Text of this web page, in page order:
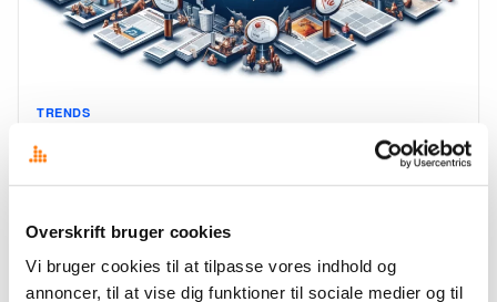
Overskrift bruger cookies
Vi bruger cookies til at tilpasse vores indhold og
annoncer, til at vise dig funktioner til sociale medier og til
TRENDS
Lokal medieovervågning: Essentielt for globale
virksomheder
Det kan have stor værdi for selv store internationale virksomheder, at
købt sig ind i et større globalt medieværktøj. Det…
31. maj 2024·Jens Ulrik Lange